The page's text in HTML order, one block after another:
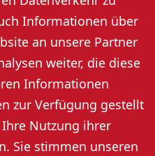
Informationen über
an unsere Partner
weiter, die diese
Informationen
zur Verfügung gestellt
Nutzung ihrer
Sie stimmen unseren
Schweiger, Tel. 07802